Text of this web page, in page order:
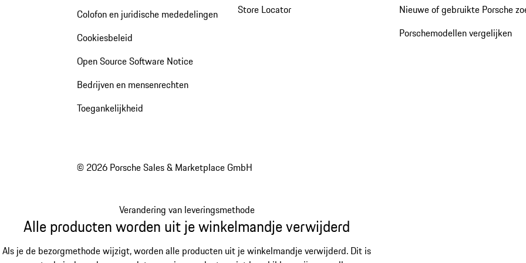
Colofon en juridische mededelingen
Cookiesbeleid
Open Source Software Notice
Bedrijven en mensenrechten
Toegankelijkheid
Store Locator
Nieuwe of gebruikte Porsche
Porschemodellen vergelijken
© 2026 Porsche Sales & Marketplace GmbH
Verandering van leveringsmethode
Alle producten worden uit je winkelmandje verwijderd
Als je de bezorgmethode wijzigt, worden alle producten uit je winkelmandje verwijderd. Dit is